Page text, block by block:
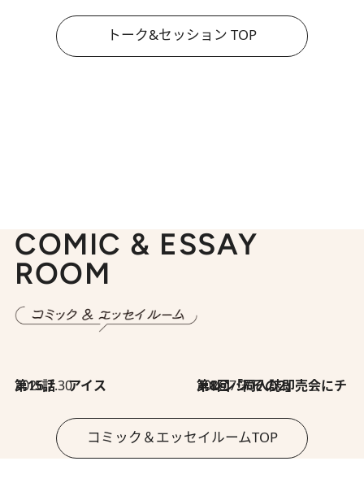
トーク&セッション TOP
COMIC & ESSAY
ROOM
2026.7.30
第15話 アイス 2026.7.30
第8回「同人誌即売会にチャレンジ その2」
コミック＆エッセイルームTOP